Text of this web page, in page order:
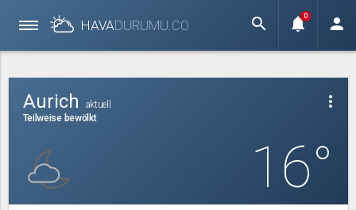
HAVADURUMU.CO search notifications
0 person
more_vert
Aurich
aktuell
Teilweise bewölkt
16°